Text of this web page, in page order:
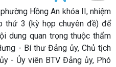
Hồng An khóa II, nhiệm
thứ 3 (kỳ họp chuyên đề) để
dung quan trọng thuộc thẩm
- Bí thư Đảng ủy, Chủ tịch
- Ủy viên BTV Đảng ủy, Phó